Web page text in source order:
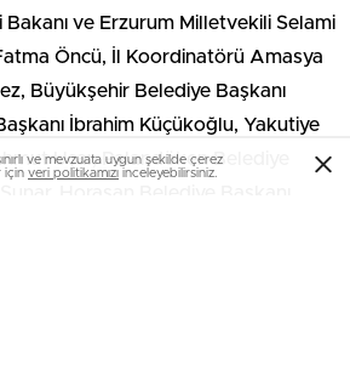
Bakanı ve Erzurum Milletvekili Selami
Öncü, İl Koordinatörü Amasya
Büyükşehir Belediye Başkanı
İbrahim Küçükoğlu, Yakutiye
Uçar, Palandöken Belediye
ve mevzuata uygun şekilde çerez
için veri politikamızı inceleyebilirsiniz.